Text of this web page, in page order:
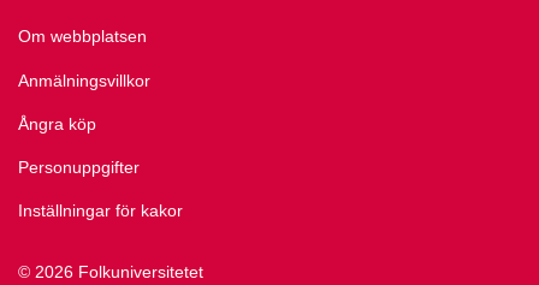
© 2026 Folkuniversitetet
Om webbplatsen
Anmälningsvillkor
Ångra köp
Personuppgifter
Inställningar för kakor